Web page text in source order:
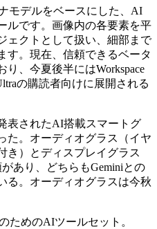
モデルをベースにした、AI
ルです。画像内の各要素を平
ェクトとして扱い、細部まで
す。現在、信頼できるベータ
、今夏後半にはWorkspace
の購読者向けに展開される
表されたAI搭載スマートグ
た。オーディオグラス（イヤ
き）とディスプレイグラス
あり、どちらもGeminiとの
る。オーディオグラスは今秋
ためのAIツールセット。